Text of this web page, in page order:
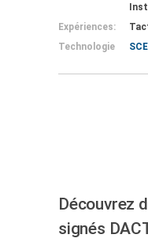
Expériences:
Technologie
Découvrez
signés